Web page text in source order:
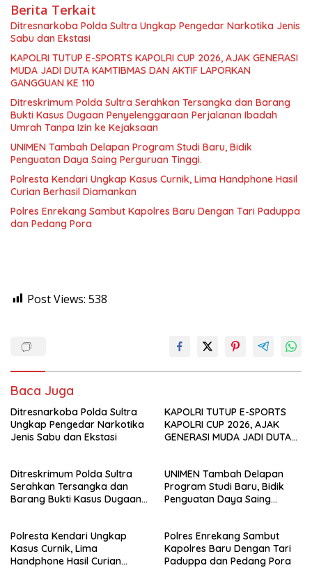
Berita Terkait
Ditresnarkoba Polda Sultra Ungkap Pengedar Narkotika Jenis
Sabu dan Ekstasi
KAPOLRI TUTUP E-SPORTS KAPOLRI CUP 2026, AJAK GENERASI
MUDA JADI DUTA KAMTIBMAS DAN AKTIF LAPORKAN
GANGGUAN KE 110
Ditreskrimum Polda Sultra Serahkan Tersangka dan Barang
Bukti Kasus Dugaan Penyelenggaraan Perjalanan Ibadah
Umrah Tanpa Izin ke Kejaksaan
UNIMEN Tambah Delapan Program Studi Baru, Bidik
Penguatan Daya Saing Perguruan Tinggi.
Polresta Kendari Ungkap Kasus Curnik, Lima Handphone Hasil
Curian Berhasil Diamankan
Polres Enrekang Sambut Kapolres Baru Dengan Tari Paduppa
dan Pedang Pora
Post Views: 538
Baca Juga
Ditresnarkoba Polda Sultra
Ungkap Pengedar Narkotika
Jenis Sabu dan Ekstasi
KAPOLRI TUTUP E-SPORTS
KAPOLRI CUP 2026, AJAK
GENERASI MUDA JADI DUTA
Ditreskrimum Polda Sultra
Serahkan Tersangka dan
Barang Bukti Kasus Dugaan
Kejaksaan
UNIMEN Tambah Delapan
Program Studi Baru, Bidik
Penguatan Daya Saing
Polresta Kendari Ungkap
Kasus Curnik, Lima
Handphone Hasil Curian
Polres Enrekang Sambut
Kapolres Baru Dengan Tari
Paduppa dan Pedang Pora